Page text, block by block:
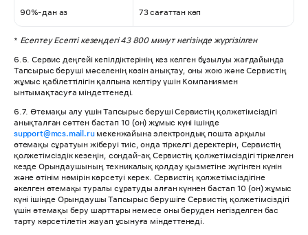
90%-дан аз 73 сағаттан көп
* Есептеу Есепті кезеңдегі 43 800 минут негізінде жүргізілген
6.6. Сервис деңгейі кепілдіктерінің кез келген бұзылуы жағдайында
Тапсырыс беруші мәселенің көзін анықтау, оны жою және Сервистің
жұмыс қабілеттілігін қалпына келтіру үшін Компаниямен
ынтымақтасуға міндеттенеді.
6.7. Өтемақы алу үшін Тапсырыс беруші Сервистің қолжетімсіздігі
анықталған сәттен бастап 10 (он) жұмыс күні ішінде
support@mcs.mail.ruмекенжайына электрондық пошта арқылы
өтемақы сұратуын жіберуі тиіс, онда тіркелгі деректерін, Сервистің
қолжетімсіздік кезеңін, сондай-ақ Сервистің қолжетімсіздігі тіркелген
кезде Орындаушының техникалық қолдау қызметіне жүгінген күнін
және өтінім нөмірін көрсетуі керек. Сервистің қолжетімсіздігіне
әкелген өтемақы туралы сұратуды алған күннен бастап 10 (он) жұмыс
күні ішінде Орындаушы Тапсырыс берушіге Сервистің қолжетімсіздігі
үшін өтемақы беру шарттары немесе оны беруден негізделген бас
тарту көрсетілетін жауап ұсынуға міндеттенеді.